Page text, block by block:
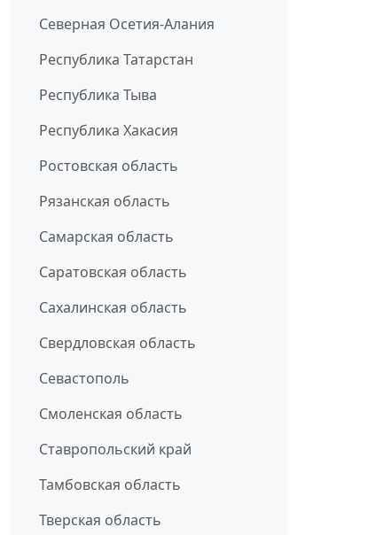
Северная Осетия-Алания
Республика Татарстан
Республика Тыва
Республика Хакасия
Ростовская область
Рязанская область
Самарская область
Саратовская область
Сахалинская область
Свердловская область
Севастополь
Смоленская область
Ставропольский край
Тамбовская область
Тверская область